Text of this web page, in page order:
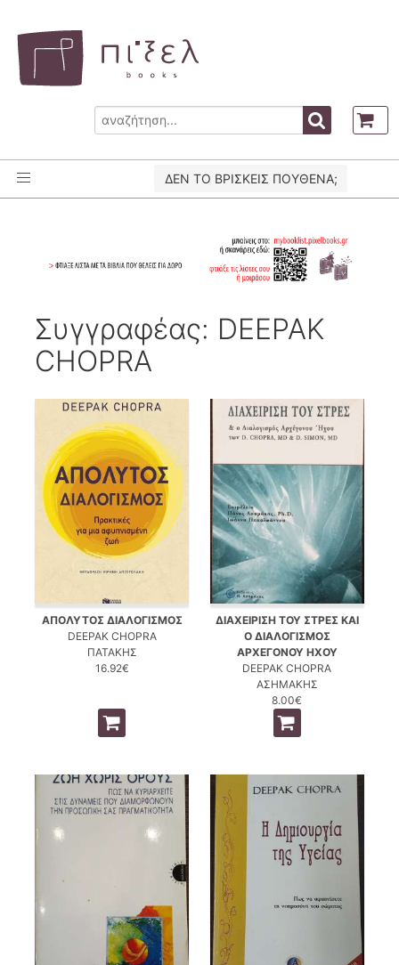
ΔΕΝ ΤΟ ΒΡΙΣΚΕΙΣ ΠΟΥΘΕΝΑ;
Συγγραφέας: DEEPAK
CHOPRA
ΑΠΟΛΥΤΟΣ ΔΙΑΛΟΓΙΣΜΟΣ
DEEPAK CHOPRA
ΠΑΤΑΚΗΣ
16.92€
ΔΙΑΧΕΙΡΙΣΗ ΤΟΥ ΣΤΡΕΣ ΚΑΙ
Ο ΔΙΑΛΟΓΙΣΜΟΣ
ΑΡΧΕΓΟΝΟΥ ΗΧΟΥ
DEEPAK CHOPRA
ΑΣΗΜΑΚΗΣ
8.00€